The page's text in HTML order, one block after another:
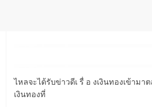
ไหลจะได้รับข่าวดีเ รื่ อ งเงินทองเข้ามา
เงินทองที่